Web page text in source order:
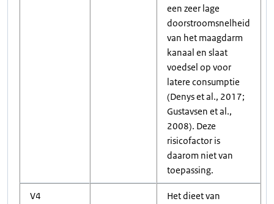
een zeer lage
doorstroomsnelheid
van het maagdarm
kanaal en slaat
voedsel op voor
latere consumptie
(Denys et al., 2017;
Gustavsen et al.,
2008). Deze
risicofactor is
daarom niet van
toepassing.
V4
Het dieet van